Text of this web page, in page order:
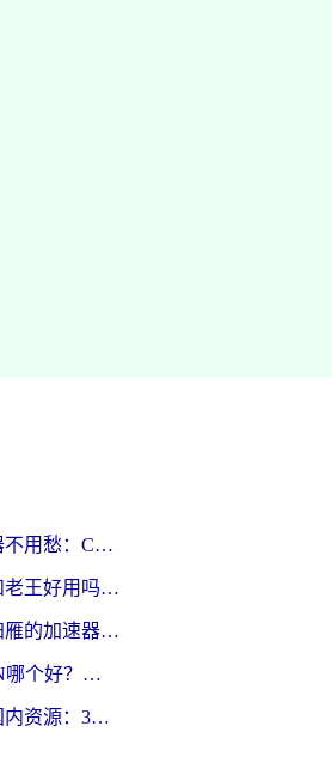
海外党选回国加速器不用愁：ChickCN和洞见哪个好？一篇搞定所有疑问
海外党必看：迅游和老王好用吗？3分钟选对加速国内网络的加速器
海外党必看：类似归雁的加速器怎么选？一篇搞定无缝访问国内资源
斧牛和极速穿梭VPN哪个好？海外党选回国加速器必看的真实对比与避坑指南
北美回国无缝访问国内资源：3年海外党亲测的加速器选择指南